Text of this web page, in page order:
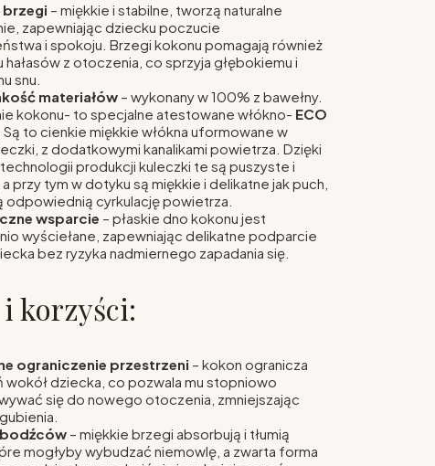
– miękkie i stabilne, tworzą naturalne
zapewniając dziecku poczucie
i spokoju. Brzegi kokonu pomagają również
hałasów z otoczenia, co sprzyja głębokiemu i
snu.
materiałów– wykonany w 100% z bawełny.
kokonu- to specjalne atestowane włókno- ECO
. Są to cienkie miękkie włókna uformowane w
z dodatkowymi kanalikami powietrza. Dzięki
produkcji kuleczki te są puszyste i
przy tym w dotyku są miękkie i delikatne jak puch,
odpowiednią cyrkulację powietrza.
wsparcie – płaskie dno kokonu jest
wyściełane, zapewniając delikatne podparcie
bez ryzyka nadmiernego zapadania się.
korzyści:
ograniczenie przestrzeni – kokon ogranicza
dziecka, co pozwala mu stopniowo
się do nowego otoczenia, zmniejszając
– miękkie brzegi absorbują i tłumią
mogłyby wybudzać niemowlę, a zwarta forma